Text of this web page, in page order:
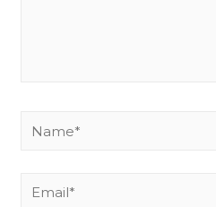
Name*
Email*